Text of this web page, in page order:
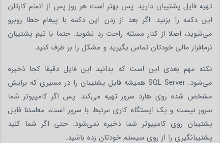
تهیه فایل پشتیبان دارید. پس بهتر است هر روز پس از اتمام کارتان
این دکمه را بزنید. اگر بعد از زدن این دکمه با پیغام خطا روبرو
می‌شوید، اصلا از کنار مسئله راحت رد نشوید. حتما با تیم پشتیبان
نرم‌افزار مالی خودتان تماس بگیرید و مشکل را بر طرف کنید.
نکته مهم بعدی این است که بدانید این فایل دقیقا کجا ذخیره
می‌شود. SQL Server همیشه فایل پشتیبان را در مسیری که برایش
مشخص شده روی هارد سرور تهیه می‌کند. پس اگر کامپیوتر شما
سرور نیست و یک ایستگاه کاری مرتبط با سرور است، مطمئنا فایل
پشتیبان روی کامپیوتر شما ذخیره نمی‌شود. حتی اگر شما کلید
پشتیبانگیری را از روی سیستم خودتان زده باشید.